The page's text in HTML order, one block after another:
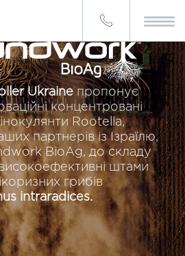
Ukraine пропонує
концентровані
інокулянти Rootella,
партнерів із Ізраїлю,
BioAg, до складу
штами
грибів
intraradices.